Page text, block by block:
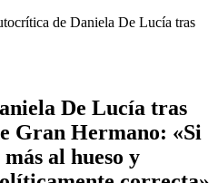
de Daniela De Lucía tras
De Lucía tras
Gran Hermano: «Si
al hueso y